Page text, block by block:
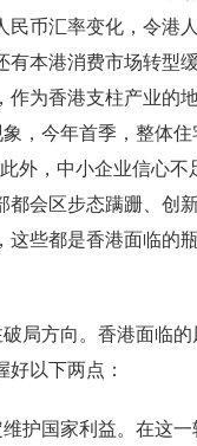
币汇率变化，令港人
有本港消费市场转型
作为香港支柱产业的
象，今年首季，整体住
外，中小企业信心不
都会区步态蹒跚、创
这些都是香港面临的
方向。香港面临的
好以下两点：
国家利益。在这一